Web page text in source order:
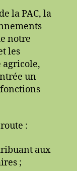
la PAC, la
notre
les
agricole,
un
:
aux
;